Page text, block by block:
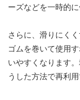
ーズなどを一時的
さらに、滑りにく
ゴムを巻いて使用
いやすくなります
うした方法で再利